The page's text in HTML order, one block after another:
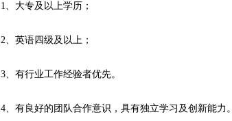
1、大专及以上学历；
2、英语四级及以上；
3、有行业工作经验者优先。
4、有良好的团队合作意识，具有独立学习及创新能力。